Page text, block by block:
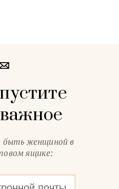
быть женщиной в
ящике: